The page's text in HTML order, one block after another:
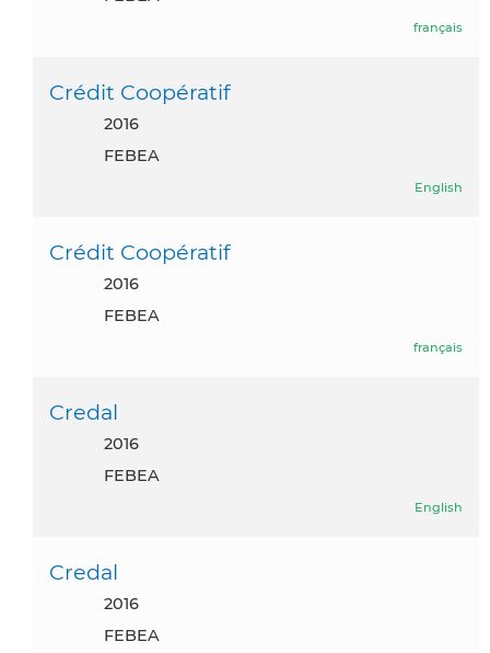
français
Crédit Coopératif
2016
FEBEA
English
Crédit Coopératif
2016
FEBEA
français
Credal
2016
FEBEA
English
Credal
2016
FEBEA